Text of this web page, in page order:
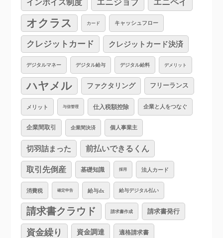
インボイス制度 エニジョブ エニペイ
オクラス カード キャッシュフロー
クレジットカード クレジットカード決済
デジタルマネー デジタル給与 デジタル給料 デメリット
ハヤメル ファクタリング フリーランス
メリット 与信管理 仕入税額控除 企業と人をつなぐ
企業間取引 企業間決済 個人事業主
切羽詰まった 前払いできるくん
取引先倒産 基礎知識 採用 法人カード
消費税 確定申告 給与dx 給与デジタル払い
請求書クラウド 請求書作成 請求書発行
資金繰り 資金調達 適格請求書